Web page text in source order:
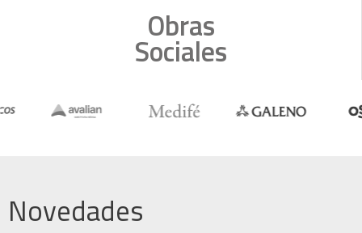
Obras
Sociales
Novedades